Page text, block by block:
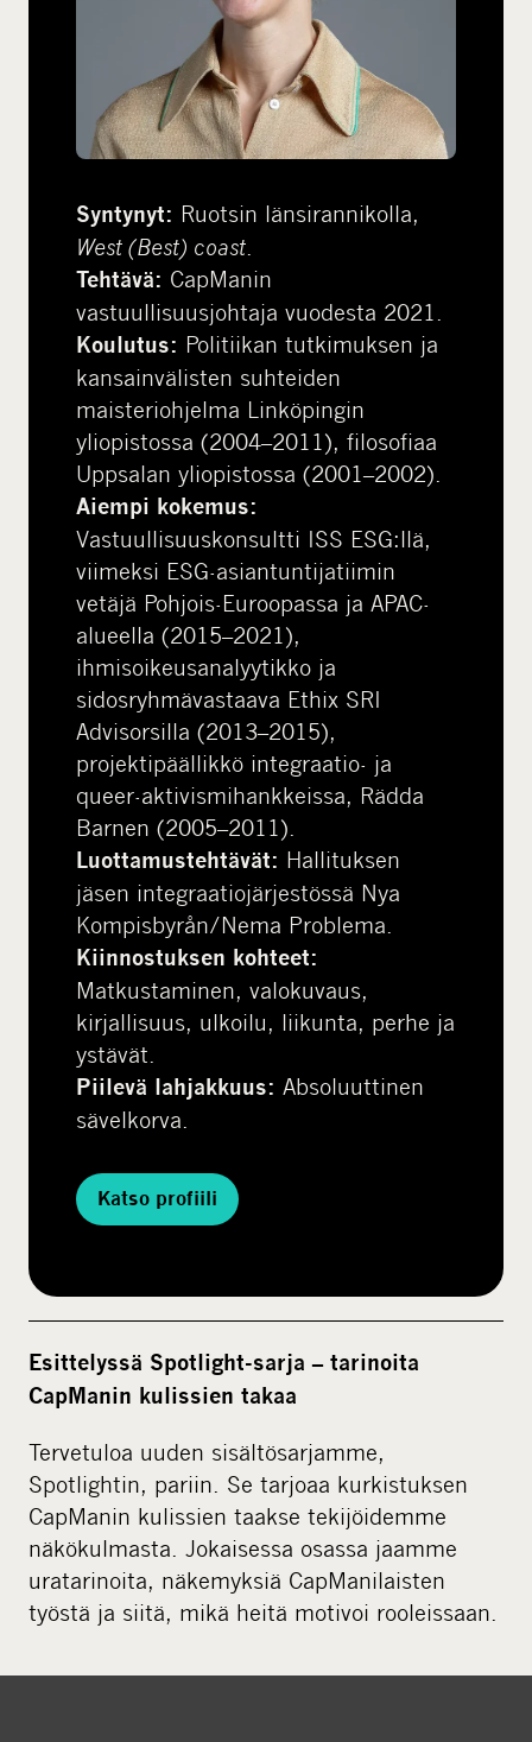
Syntynyt: Ruotsin länsirannikolla,
West (Best) coast
Tehtävä: CapManin
vastuullisuusjohtaja vuodesta 2021.
Koulutus: Politiikan tutkimuksen ja
kansainvälisten suhteiden
maisteriohjelma Linköpingin
yliopistossa (2004–2011), filosofiaa
Uppsalan yliopistossa (2001–2002).
Aiempi kokemus:
Vastuullisuuskonsultti ISS ESG:llä,
viimeksi ESG-asiantuntijatiimin
vetäjä Pohjois-Euroopassa ja APAC-
alueella (2015–2021),
ihmisoikeusanalyytikko ja
sidosryhmävastaava Ethix SRI
Advisorsilla (2013–2015),
projektipäällikkö integraatio- ja
queer-aktivismihankkeissa, Rädda
Barnen (2005–2011).
Luottamustehtävät: Hallituksen
jäsen integraatiojärjestössä Nya
Kompisbyrån/Nema Problema.
Kiinnostuksen kohteet:
Matkustaminen, valokuvaus,
kirjallisuus, ulkoilu, liikunta, perhe ja
ystävät.
Piilevä lahjakkuus: Absoluuttinen
sävelkorva.
Katso profiili
Esittelyssä Spotlight-sarja – tarinoita
CapManin kulissien takaa
Tervetuloa uuden sisältösarjamme,
Spotlightin, pariin. Se tarjoaa kurkistuksen
CapManin kulissien taakse tekijöidemme
näkökulmasta. Jokaisessa osassa jaamme
uratarinoita, näkemyksiä CapManilaisten
työstä ja siitä, mikä heitä motivoi rooleissaan.